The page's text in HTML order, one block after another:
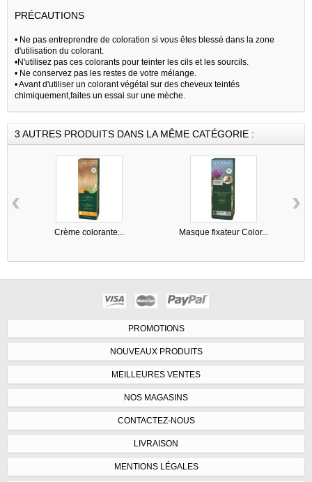
PRÉCAUTIONS
• Ne pas entreprendre de coloration si vous êtes blessé dans la zone
d'utilisation du colorant.
•N'utilisez pas ces colorants pour teinter les cils et les sourcils.
• Ne conservez pas les restes de votre mélange.
• Avant d'utiliser un colorant végétal sur des cheveux teintés
chimiquement,faites un essai sur une mèche.
3 AUTRES PRODUITS DANS LA MÊME CATÉGORIE :
Crème colorante... Masque fixateur Color...
‹ ›
PROMOTIONS
NOUVEAUX PRODUITS
MEILLEURES VENTES
NOS MAGASINS
CONTACTEZ-NOUS
LIVRAISON
MENTIONS LÉGALES